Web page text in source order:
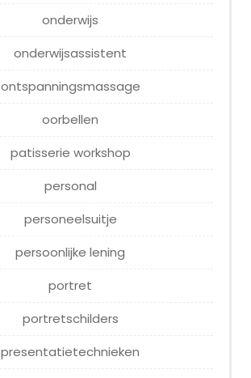
onderwijs
onderwijsassistent
ontspanningsmassage
oorbellen
patisserie workshop
personal
personeelsuitje
persoonlijke lening
portret
portretschilders
presentatietechnieken